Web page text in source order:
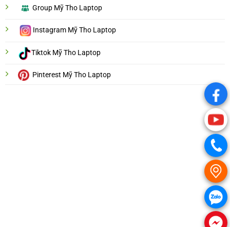
Group Mỹ Tho Laptop
Instagram Mỹ Tho Laptop
Tiktok Mỹ Tho Laptop
Pinterest Mỹ Tho Laptop
.
.
.
.
.
.